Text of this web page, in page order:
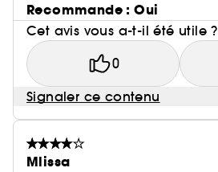
Recommande : Oui
Cet avis vous a-t-il été utile ?
0
Signaler ce contenu
Mlissa